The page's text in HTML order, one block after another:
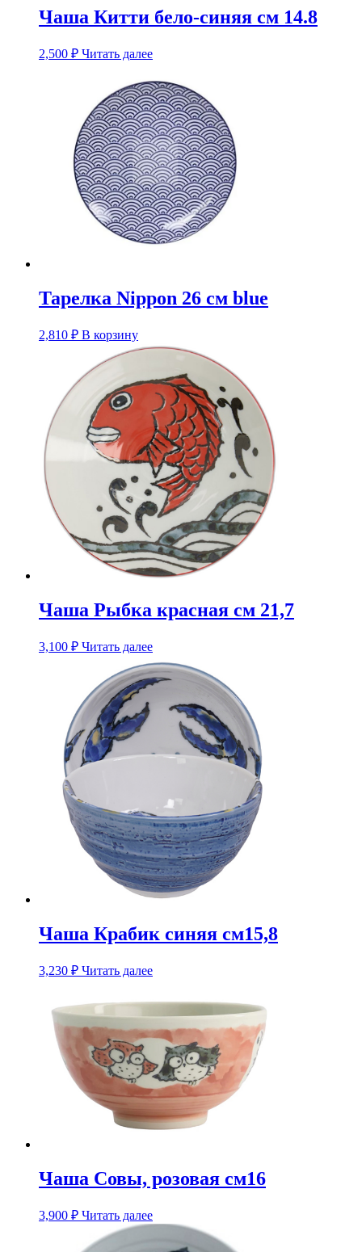
Чаша Китти бело-синяя см 14.8
2,500 ₽ Читать далее
Тарелка Nippon 26 см blue
2,810 ₽ В корзину
Чаша Рыбка красная см 21,7
3,100 ₽ Читать далее
Чаша Крабик синяя см15,8
3,230 ₽ Читать далее
Чаша Совы, розовая см16
3,900 ₽ Читать далее